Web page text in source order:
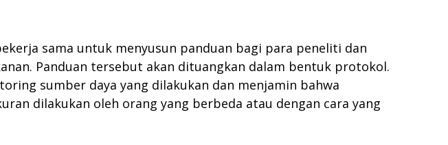
sama untuk menyusun panduan bagi para peneliti dan
Panduan tersebut akan dituangkan dalam bentuk protokol.
sumber daya yang dilakukan dan menjamin bahwa
dilakukan oleh orang yang berbeda atau dengan cara yang